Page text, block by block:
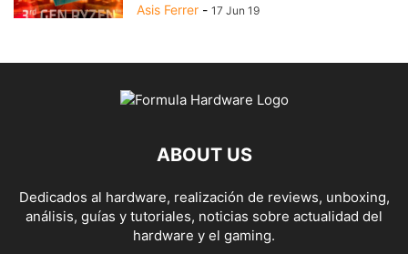
Asis Ferrer - 17 Jun 19
ABOUT US
Dedicados al hardware, realización de reviews, unboxing,
análisis, guías y tutoriales, noticias sobre actualidad del
hardware y el gaming.